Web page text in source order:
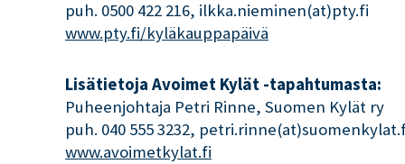
puh. 0500 422 216, ilkka.nieminen(at)pty.fi
www.pty.fi/kyläkauppapäivä
Lisätietoja Avoimet Kylät -tapahtumasta:
Puheenjohtaja Petri Rinne, Suomen Kylät ry
puh. 040 555 3232,
www.avoimetkylat.fi